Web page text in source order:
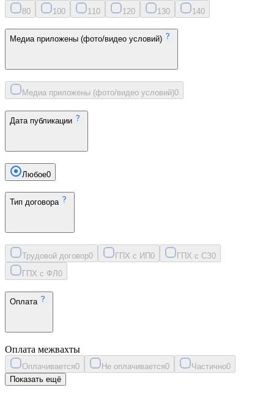
80 100 11 0 120 130 140
Медиа приложены (фото/видео условий)
Медиа приложены (фото/видео условий)0
Дата публикации
Любое0
Тип договора
Трудовой договор0 ГПХ с ИП0 ГПХ с СЗ0
ГПХ с ФЛ 0
Оплата
Оплата межвахты
Оплачивается0 Не оплачивается0 Частично0
Показать ещё